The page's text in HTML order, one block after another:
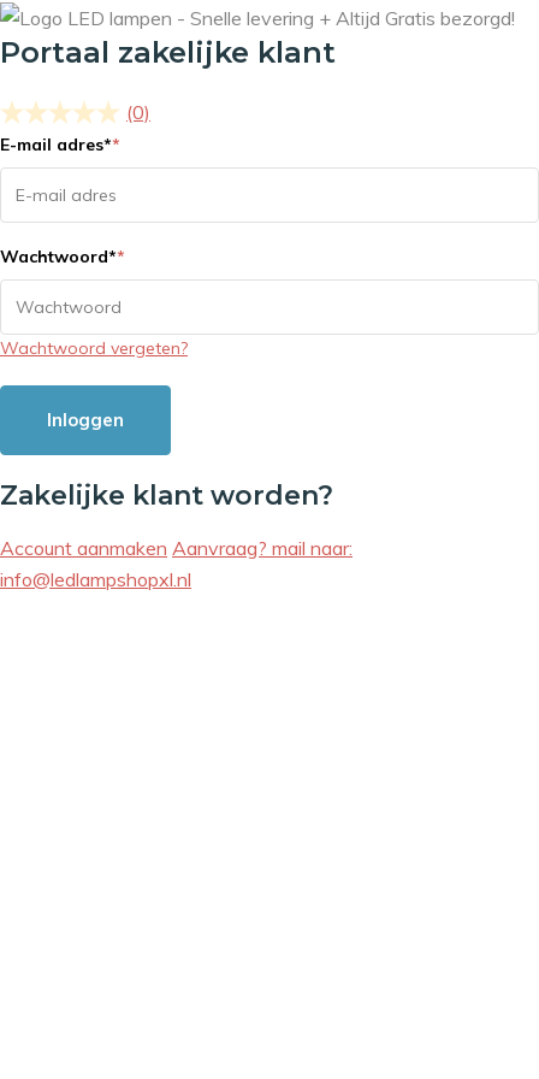
Portaal zakelijke klant
(0)
E-mail adres**
Wachtwoord**
Wachtwoord vergeten?
Inloggen
Zakelijke klant worden?
Account aanmaken Aanvraag? mail naar:
info@ledlampshopxl.nl